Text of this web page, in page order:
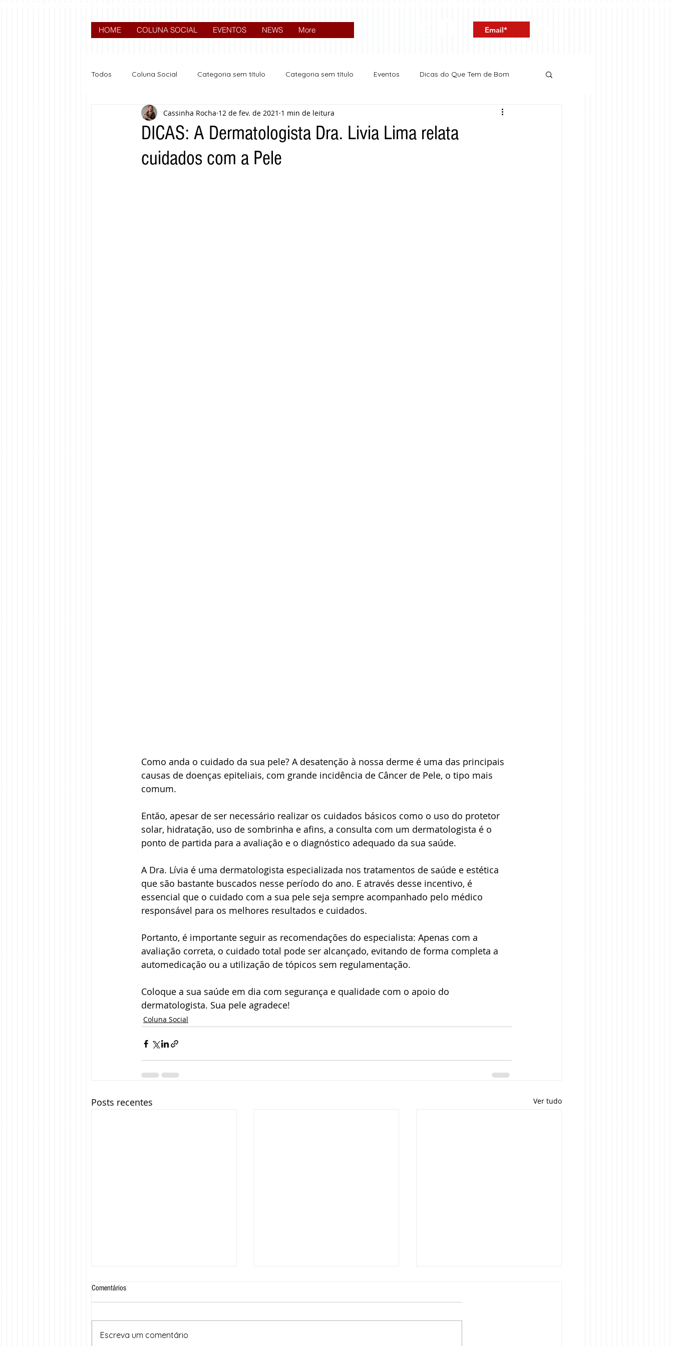
HOME COLUNA SOCIAL EVENTOS NEWS More
Todos Coluna Social Categoria sem título Categoria sem título Eventos Dicas do Que Tem de Bom
Nova categoria Expocrato 2024 Política
DICAS: A Dermatologista Dra. Livia Lima relata
cuidados com a Pele
Cassinha Rocha 12 de fev. de 2021 1 min de leitura
Como anda o cuidado da sua pele? A desatenção à nossa derme é uma das principais
causas de doenças epiteliais, com grande incidência de Câncer de Pele, o tipo mais
comum.
Então, apesar de ser necessário realizar os cuidados básicos como o uso do protetor
solar, hidratação, uso de sombrinha e afins, a consulta com um dermatologista é o
ponto de partida para a avaliação e o diagnóstico adequado da sua saúde.
A Dra. Lívia é uma dermatologista especializada nos tratamentos de saúde e estética
que são bastante buscados nesse período do ano. E através desse incentivo, é
essencial que o cuidado com a sua pele seja sempre acompanhado pelo médico
responsável para os melhores resultados e cuidados.
Portanto, é importante seguir as recomendações do especialista: Apenas com a
avaliação correta, o cuidado total pode ser alcançado, evitando de forma completa a
automedicação ou a utilização de tópicos sem regulamentação.
Coloque a sua saúde em dia com segurança e qualidade com o apoio do
dermatologista. Sua pele agradece!
Coluna Social
Posts recentes Ver tudo
Comentários
Escreva um comentário